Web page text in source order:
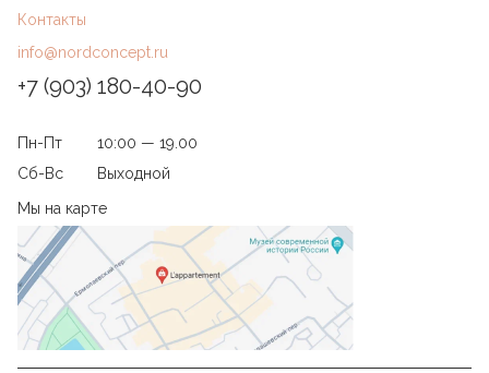
Контакты
info@nordconcept.ru
+7 (903) 180-40-90
Пн-Пт
10:00 — 19.00
Сб-Вс
Выходной
Мы на карте